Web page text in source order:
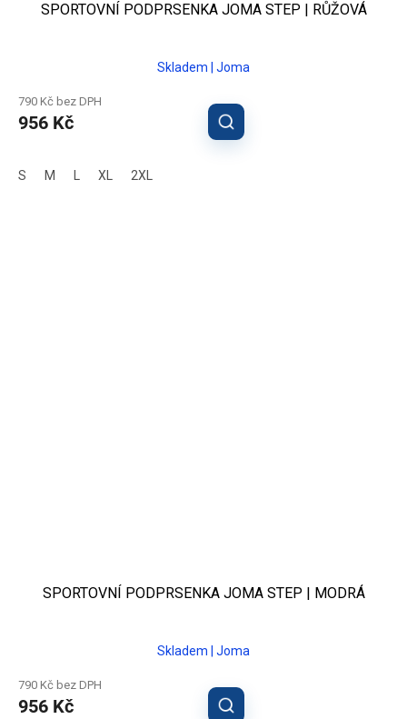
SPORTOVNÍ PODPRSENKA JOMA STEP | RŮŽOVÁ
Skladem | Joma
790 Kč bez DPH
956 Kč
S M XL 2XL
SPORTOVNÍ PODPRSENKA JOMA STEP | MODRÁ
Skladem | Joma
790 Kč bez DPH
956 Kč